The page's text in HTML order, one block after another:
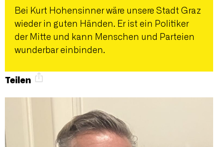
Bei Kurt Hohensinner wäre unsere Stadt Graz
wieder in guten Händen. Er ist ein Politiker
der Mitte und kann Menschen und Parteien
wunderbar einbinden.
Teilen